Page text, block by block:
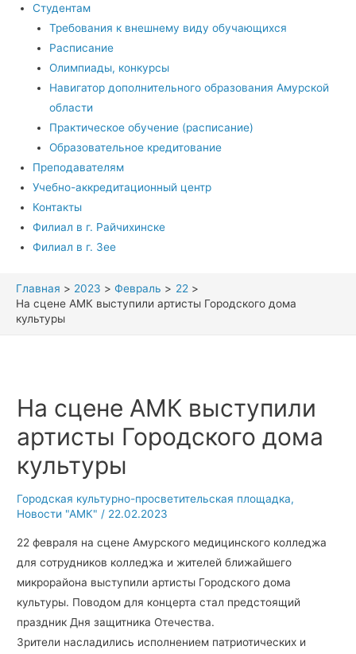
Студентам
Требования к внешнему виду обучающихся
Расписание
Олимпиады, конкурсы
Навигатор дополнительного образования Амурской
области
Практическое обучение (расписание)
Образовательное кредитование
Преподавателям
Учебно-аккредитационный центр
Контакты
Филиал в г. Райчихинске
Филиал в г. Зее
Главная 2023 Февраль
22
На сцене АМК выступили артисты Городского дома
культуры
На сцене АМК выступили
артисты Городского дома
культуры
Городская культурно-просветительская площадка,
Новости "АМК" / 22.02.2023
22 февраля на сцене Амурского медицинского колледжа
для сотрудников колледжа и жителей ближайшего
микрорайона выступили артисты Городского дома
культуры. Поводом для концерта стал предстоящий
праздник Дня защитника Отечества.
Зрители насладились исполнением патриотических и